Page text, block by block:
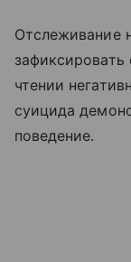
Отслеживание
чтении
суицида
поведение.